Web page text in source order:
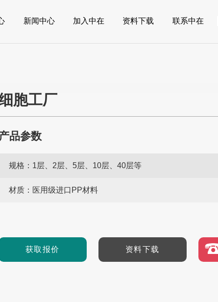
新闻中心 加入中在 资料下载 联系中在
胞工厂
产品参数
规格： 1层、2层、5层、10层、40层等
材质： 医用级进口PP材料
获取报价 资料下载